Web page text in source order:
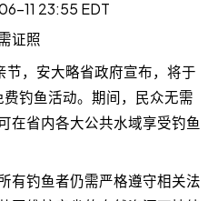
11 23:55 EDT
证照
节，安大略省政府宣布，将于
钓鱼活动。期间，民众无需
在省内各大公共水域享受钓鱼
有钓鱼者仍需严格遵守相关法